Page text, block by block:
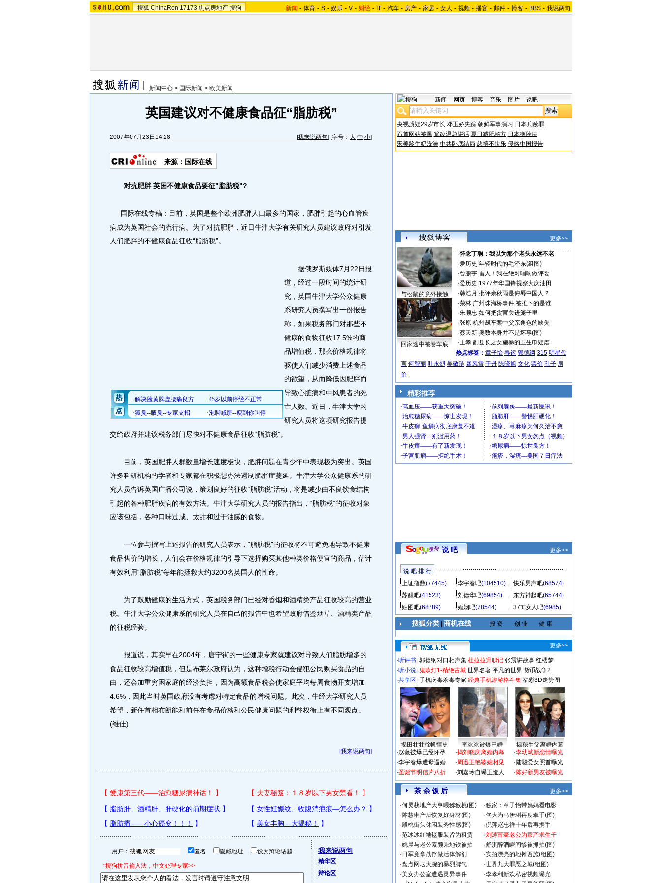
搜狐 ChinaRen 17173 焦点房地产 搜狗 新闻 - 体育 - S - 娱乐 - V - 财经 - IT - 汽车 - 房产 - 家居 - 女人 - 视频 - 播客 - 邮件 - 博客 - BBS - 我说两句
新闻中心 > 国际新闻 > 欧美新闻
英国建议对不健康食品征“脂肪税”
2007年07月23日14:28 [我来说两句] [字号： 大 中 小]
来源：国际在线
对抗肥胖 英国不健康食品要征"脂肪税"?
国际在线专稿：目前，英国是整个欧洲肥胖人口最多的国家，肥胖引起的心血管疾
病成为英国社会的流行病。为了对抗肥胖，近日牛津大学有关研究人员建议政府对引发
人们肥胖的不健康食品征收“脂肪税”。
据俄罗斯媒体7月22日报
道，经过一段时间的统计研
究，英国牛津大学公众健康
系研究人员撰写出一份报告
称，如果税务部门对那些不
健康的食物征收17.5%的商
品增值税，那么价格规律将
驱使人们减少消费上述食品
的欲望，从而降低因肥胖而
导致心脏病和中风患者的死
亡人数。近日，牛津大学的
研究人员将这项研究报告提
交给政府并建议税务部门尽快对不健康食品征收“脂肪税”。
目前，英国肥胖人群数量增长速度极快，肥胖问题在青少年中表现极为突出。英国
许多科研机构的学者和专家都在积极想办法遏制肥胖症蔓延。牛津大学公众健康系的研
究人员告诉英国广播公司说，策划良好的征收“脂肪税”活动，将是减少由不良饮食结构
引起的各种肥胖疾病的有效方法。牛津大学研究人员的报告指出，“脂肪税”的征收对象
应该包括，各种口味过咸、太甜和过于油腻的食物。
一位参与撰写上述报告的研究人员表示，“脂肪税”的征收将不可避免地导致不健康
食品售价的增长，人们会在价格规律的引导下选择购买其他种类价格便宜的商品，估计
有效利用“脂肪税”每年能拯救大约3200名英国人的性命。
为了鼓励健康的生活方式，英国税务部门已经对香烟和酒精类产品征收较高的营业
税。牛津大学公众健康系的研究人员在自己的报告中也希望政府借鉴烟草、酒精类产品
的征税经验。
报道说，其实早在2004年，唐宁街的一些健康专家就建议对导致人们脂肪增多的
食品征收较高增值税，但是布莱尔政府认为，这种增税行动会侵犯公民购买食品的自
由，还会加重穷困家庭的经济负担，因为高额食品税会使家庭平均每周食物开支增加
4.6%，因此当时英国政府没有考虑对特定食品的增税问题。此次，牛经大学研究人员
希望，新任首相布朗能和前任在食品价格和公民健康问题的利弊权衡上有不同观点。
(维佳)
[我来说两句]
用户： 匿名 隐藏地址 设为辩论话题
*搜狗拼音输入法，中文处理专家>>
我来说两句
精华区
辩论区
新闻 网页 博客 音乐 图片 说吧
央视质疑29岁市长 邓玉娇失踪 朝鲜军事演习 日本兵赎罪
石首网站被黑 篡改温总讲话 夏日减肥秘方 日本瘦脸法
宋美龄牛奶洗澡 中共卧底结局 慈禧不快乐 侵略中国报告
更多>>
与松鼠的意外接触
回家途中被卷车底
·怀念丁聪：我以为那个老头永远不老
·爱历史 年轻时代的毛泽东(组图)
·曾鹏宇| 雷人！我在绝对唱响做评委
·爱历史 1977年华国锋视察大庆油田
·韩浩月 批评余秋雨是侮辱中国人？
·荣林| 广州珠海桥事件:被推下的是谁
·朱顺忠 如何把贪官关进笼子里
·张原| 杭州飙车案中父亲角色的缺失
·蔡天新| 奥数本身并不是坏事(图)
·王攀| 副县长之女施暴的卫生巾疑虑
热点标签： 章子怡 春运 郭德纲 315 明星代
言 何智丽 叶永烈 吴敬琏 暴风雪 于丹 陈晓旭 文化 票价 孔子 房
价
精彩推荐
说 吧 更多>>
说 吧 排 行
上证指数(77445) 李宇春吧(104510) 快乐男声吧(68574)
苏醒吧(41523) 刘德华吧(69854) 东方神起吧(65744)
贴图吧(68789) 婚姻吧(78544) 37℃女人吧(6985)
搜狐分类| 商机在线 投 资 创 业 健 康
更多>>
·听评书 郭德纲对口相声集 杜拉拉升职记 张震讲故事 红楼梦
·听小说 鬼吹灯1-精绝古城 世界名著 平凡的世界 货币战争2
·共享区 手机病毒杀毒专家 经典手机游游格斗集 福彩3D走势图
揭田壮壮徐帆情史 李冰冰被爆已婚
揭秘生父离婚内幕
·赵薇被爆已经怀孕
·李宇春爆遭母逼婚
·圣诞节明信片八折
·揭刘晓庆离婚内幕
·周迅王艳婆媳相见
·刘嘉玲自曝正造人
·李幼斌新恋情曝光
·陆毅爱女照首曝光
·陈好新男友被曝光
茶 余 饭 后
更多>>
·何炅获地产大亨喂猕猴桃(图) ·独家：章子怡带妈妈看电影
·陈慧琳产后恢复好身材(图) ·佟大为马伊琍再度牵手(图)
·殷桃街头休闲装秀性感(图) ·倪萍赵忠祥十年后再携手
·范冰冰红地毯服装皆为租赁 ·刘涛富豪老公为家产求生子
·姚晨与老公素颜乘地铁被拍 ·舒淇醉酒瞬间惨被抓拍(图)
· 日军竟拿战俘做活体解剖 ·实拍漂亮的地摊西施(组图)
·盘点网坛大腕的暴烈脾气 ·世界九大罪恶之城(组图)
·美女办公室遭遇灵异事件 ·李孝利新欢私密视频曝光